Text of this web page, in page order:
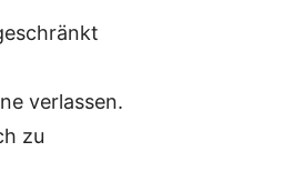
verlassen.
zu